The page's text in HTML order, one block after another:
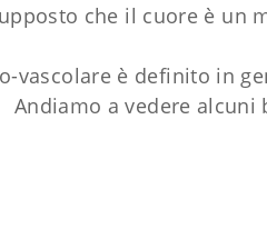
che il cuore è un
vascolare è definito in
Andiamo a vedere